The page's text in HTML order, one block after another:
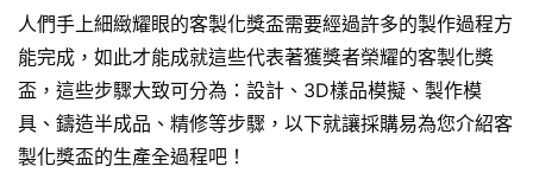
人們手上細緻耀眼的客製化獎盃需要經過許多的製作過程方
能完成，如此才能成就這些代表著獲獎者榮耀的客製化獎
盃，這些步驟大致可分為：設計、3D樣品模擬、製作模
具、鑄造半成品、精修等步驟，以下就讓採購易為您介紹客
製化獎盃的生產全過程吧！